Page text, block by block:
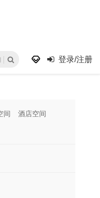
登录/注册
间 酒店空间